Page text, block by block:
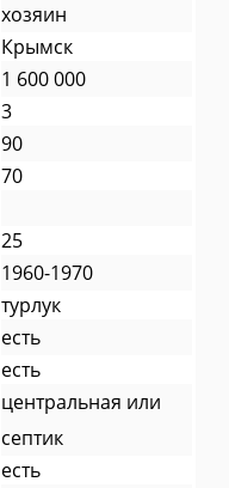
хозяин
Крымск
1 600 000
3
90
70
25
1960-1970
турлук
есть
есть
центральная или
септик
есть